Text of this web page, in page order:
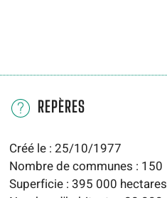
REPÈRES
Créé le : 25/10/1977
Nombre de communes : 150
Superficie : 395 000 hectares